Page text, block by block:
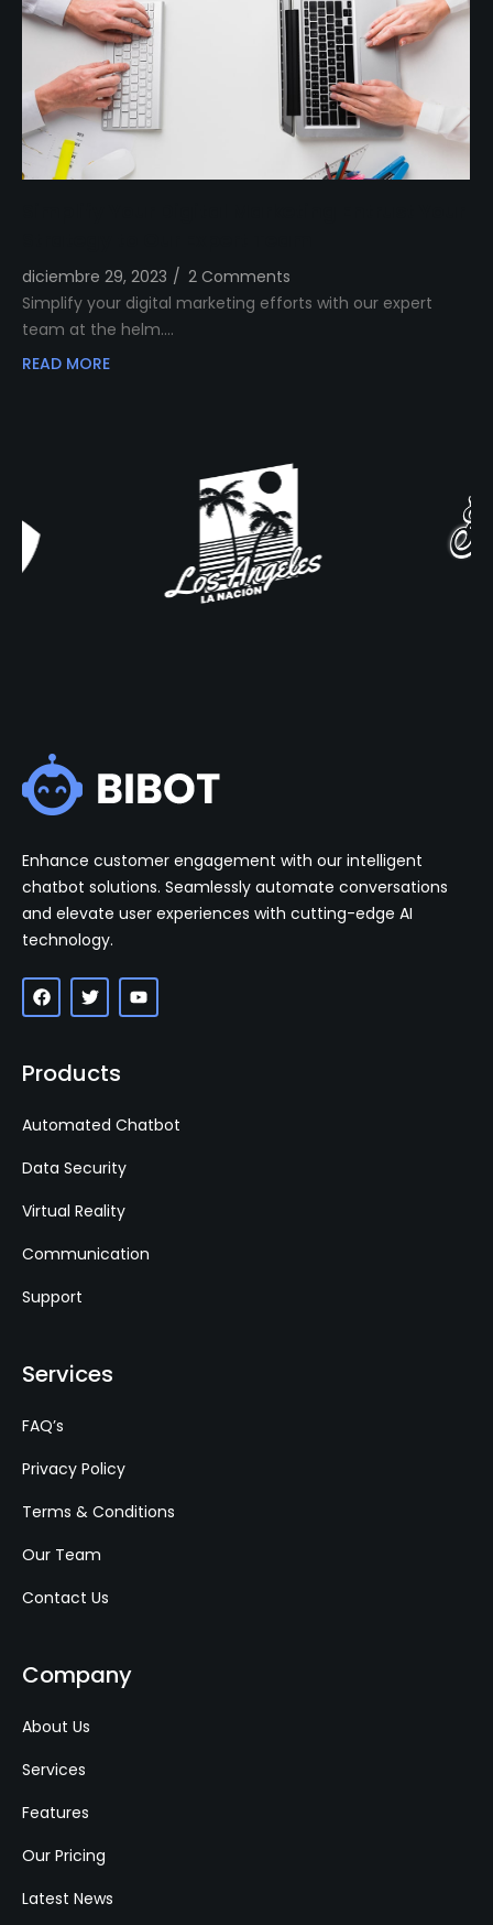
diciembre 29, 2023 / 2 Comments
Simplify your digital marketing efforts with our expert
team at the helm.…
READ MORE
Enhance customer engagement with our intelligent
chatbot solutions. Seamlessly automate conversations
and elevate user experiences with cutting-edge AI
technology.
Products
Automated Chatbot
Data Security
Virtual Reality
Communication
Support
Services
FAQ’s
Privacy Policy
Terms & Conditions
Our Team
Contact Us
Company
About Us
Services
Features
Our Pricing
Latest News